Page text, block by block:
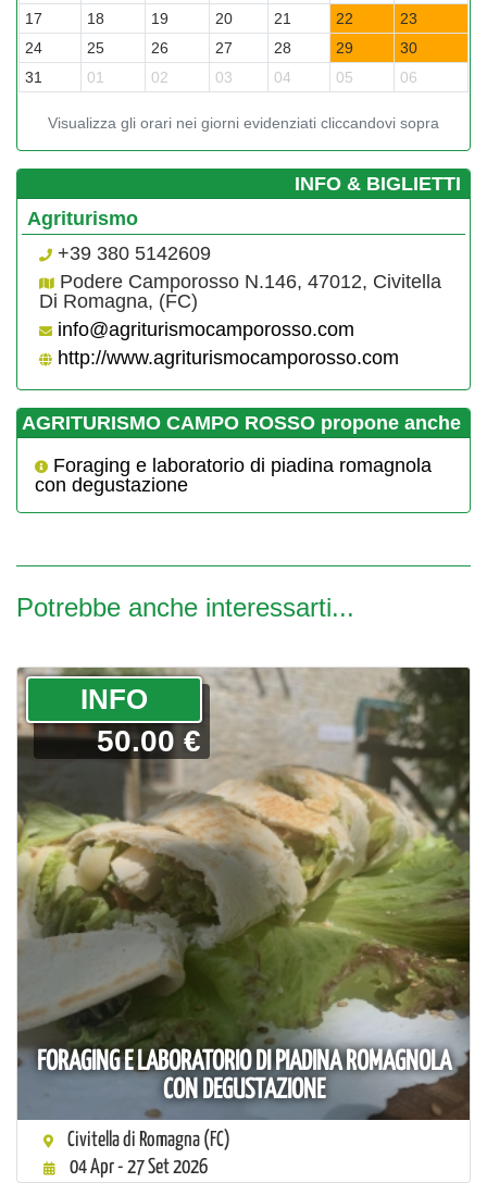
17
18 19 20 21 22
23
24
25 26 27 28 29
30
31
01 02 03 04 05 06
Visualizza gli orari nei giorni evidenziati cliccandovi sopra
­INFO & BIGLIETTI
Agriturismo
+39 380 5142609
Podere Camporosso N.146, 47012, Civitella
Di Romagna, (FC)
info@agriturismocamporosso.com
http://www.agriturismocamporosso.com
AGRITURISMO CAMPO ROSSO propone anche
Foraging e laboratorio di piadina romagnola
con degustazione
Potrebbe anche interessarti...
FORAGING E LABORATORIO DI PIADINA ROMAGNOLA
CON DEGUSTAZIONE
­INFO
50.00 €
Civitella di Romagna (FC)
04 Apr - 27 Set 2026